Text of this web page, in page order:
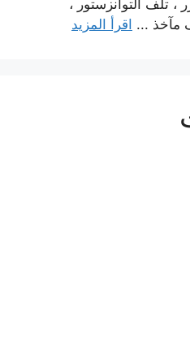
، تلف التوانزستور ،
مآخذ ... اقرأ المزيد